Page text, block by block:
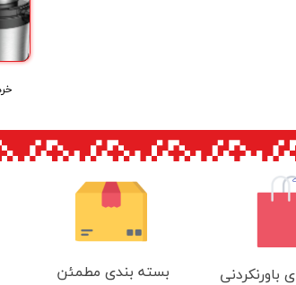
بسته بندی مطمئن